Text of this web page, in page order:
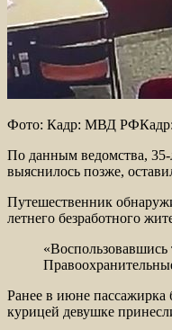
Фото: Кадр: МВД
По данным ведомства,
выяснилось позже,
Путешественник
летнего безработного
Ранее в июне пассажирка
курицей девушке